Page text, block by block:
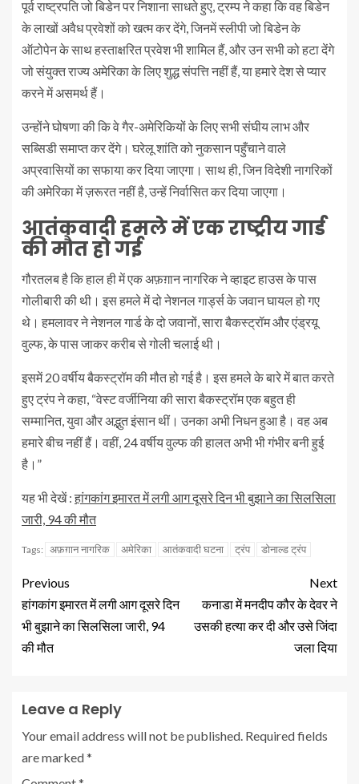
पूर्व राष्ट्रपति जो बिडेन पर निशाना साधते हुए, ट्रम्प ने कहा कि वह बिडेन
के लाखों अवैध प्रवेशों को खत्म कर देंगे, जिनमें स्लीपी जो बिडेन के
ऑटोपेन के साथ हस्ताक्षरित प्रवेश भी शामिल हैं, और उन सभी को हटा देंगे
जो संयुक्त राज्य अमेरिका के लिए शुद्ध संपत्ति नहीं हैं, या हमारे देश से प्यार
करने में असमर्थ हैं।
उन्होंने घोषणा की कि वे गैर-अमेरिकियों के लिए सभी संघीय लाभ और
सब्सिडी समाप्त कर देंगे। घरेलू शांति को नुकसान पहुँचाने वाले
अप्रवासियों का सफाया कर दिया जाएगा। साथ ही, जिन विदेशी नागरिकों
की अमेरिका में ज़रूरत नहीं है, उन्हें निर्वासित कर दिया जाएगा।
आतंकवादी हमले में एक राष्ट्रीय गार्ड
की मौत हो गई
गौरतलब है कि हाल ही में एक अफ़ग़ान नागरिक ने व्हाइट हाउस के पास
गोलीबारी की थी। इस हमले में दो नेशनल गार्ड्स के जवान घायल हो गए
थे। हमलावर ने नेशनल गार्ड के दो जवानों, सारा बैकस्ट्रॉम और एंड्रयू
वुल्फ, के पास जाकर करीब से गोली चलाई थी।
इसमें 20 वर्षीय बैकस्ट्रॉम की मौत हो गई है। इस हमले के बारे में बात करते
हुए ट्रंप ने कहा, “वेस्ट वर्जीनिया की सारा बैकस्ट्रॉम एक बहुत ही
सम्मानित, युवा और अद्भुत इंसान थीं। उनका अभी निधन हुआ है। वह अब
हमारे बीच नहीं हैं। वहीं, 24 वर्षीय वुल्फ की हालत अभी भी गंभीर बनी हुई
है।”
यह भी देखें :हांगकांग इमारत में लगी आग दूसरे दिन भी बुझाने का सिलसिला
जारी, 94 की मौत
Tags: अफ़ग़ान नागरिक अमेरिका आतंकवादी घटना ट्रंप डोनाल्ड ट्रंप
Previous
हांगकांग इमारत में लगी आग दूसरे दिन
भी बुझाने का सिलसिला जारी, 94
की मौत
Next
कनाडा में मनदीप कौर के देवर ने
उसकी हत्या कर दी और उसे जिंदा
जला दिया
Leave a Reply
Your email address will not be published. Required fields
are marked*